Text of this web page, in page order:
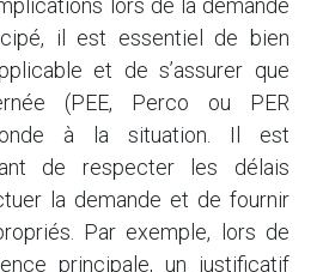
lors de la demande
il est essentiel de bien
et de s’assurer que
(PEE, Perco ou PER
à la situation. Il est
de respecter les délais
la demande et de fournir
Par exemple, lors de
principale, un justificatif